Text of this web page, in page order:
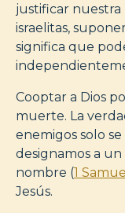
justificar nuestra
israelitas,
significa que
Cooptar a Dios
muerte. La
enemigos solo
designamos a
nombre (1
Jesús.